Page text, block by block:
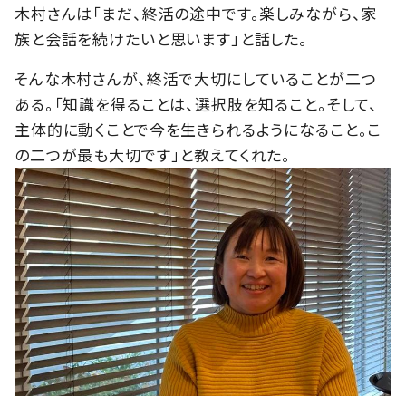
木村さんは「まだ、終活の途中です。楽しみながら、家
族と会話を続けたいと思います」と話した。
そんな木村さんが、終活で大切にしていることが二つ
ある。「知識を得ることは、選択肢を知ること。そして、
主体的に動くことで今を生きられるようになること。こ
の二つが最も大切です」と教えてくれた。